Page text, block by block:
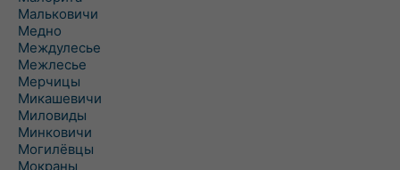
Мальковичи
Медно
Междулесье
Межлесье
Мерчицы
Микашевичи
Миловиды
Минковичи
Могилёвцы
Мокраны